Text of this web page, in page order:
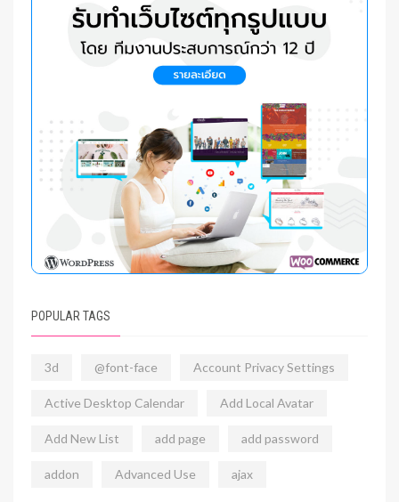
POPULAR TAGS
3d @font-face Account Privacy Settings
Active Desktop Calendar Add Local Avatar
Add New List add page add password
addon Advanced Use ajax